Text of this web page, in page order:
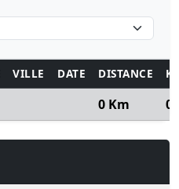
VILLE DATE DISTANCE
0 Km 0